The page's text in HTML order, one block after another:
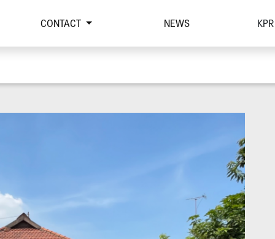
CONTACT NEWS KPR